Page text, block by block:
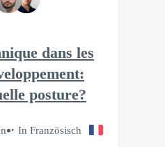
dans les
posture?
In Französisch